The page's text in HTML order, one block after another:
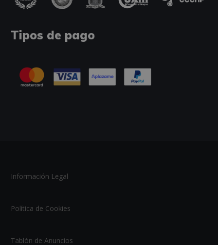
Tipos de pago
Información Legal
Política de Cookies
Tablón de Anuncios